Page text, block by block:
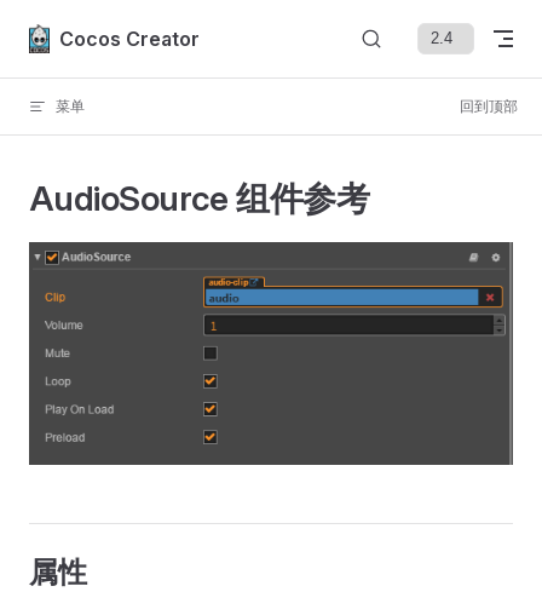
Skip to content
Cocos Creator
菜单 回到顶部
AudioSource 组件参考
属性